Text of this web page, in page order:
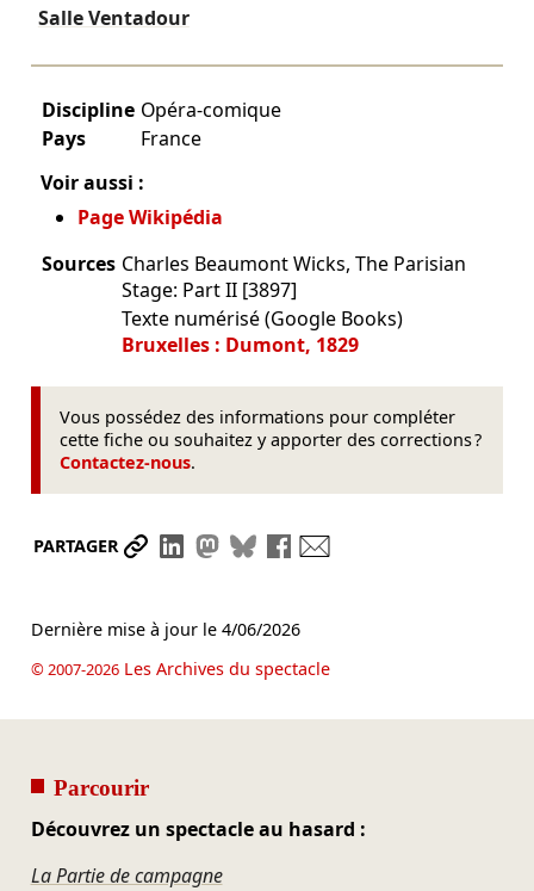
Salle Ventadour
Discipline Opéra-comique
Pays
France
Voir aussi :
Page Wikipédia
Sources Charles Beaumont Wicks, The Parisian
Stage: Part II [3897]
Texte numérisé (Google Books)
Bruxelles : Dumont, 1829
Vous possédez des informations pour compléter
cette fiche ou souhaitez y apporter des corrections ?
Contactez-nous.
PARTAGER Partager le lien
Partager sur LinkedIn
Partager sur Mastodon
Partager sur Bluesky
Partager sur Facebook
Dernière mise à jour le 4/06/2026
© 2007-2026Les Archives du spectacle
Parcourir
Découvrez un spectacle au hasard :
La Partie de campagne